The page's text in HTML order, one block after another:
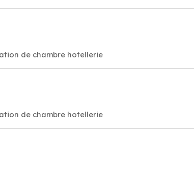
de chambre hotellerie
de chambre hotellerie